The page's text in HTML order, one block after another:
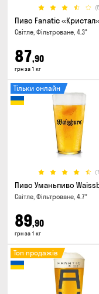
Пиво Fanatic
Світле, Фільтроване, 4.3°
87,90
грн за 1 кг
Тільки онлайн
Пиво Уманьпиво
Світле, Фільтроване, 4.7°
89,90
грн за 1 кг
Топ продажів